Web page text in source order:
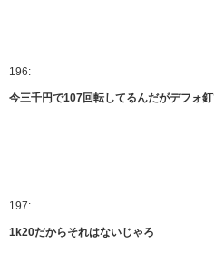
196:
今三千円で107回転してるんだがデフォ
197:
1k20だからそれはないじゃろ